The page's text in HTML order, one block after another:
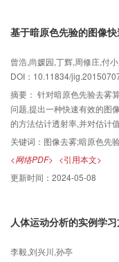
该算法明显好于传统Mean
法,具有较好的跟踪性能。 本
的工程使用价值。
基于暗原色先验的图像
曾浩,尚媛园,丁辉,周修庄,付
DOI：10.11834/
摘要： 针对暗原色先验去雾
问题,提出一种快速有效的图
的方法估计透射率,并对估计
更高的四叉树算法来求解。
他算法,去雾后的视觉效果
度的提高,去雾速度是暗原色
保证良好去雾效果的前提下
于大部分有雾图像,本文算法
性要求比较高的去雾场合。
关键词： 图像去雾;暗原色先
<网络PDF> <引用本文>
更新时间： 2024-05-08
人体运动分析的实例学
李毅,刘兴川,孙亭